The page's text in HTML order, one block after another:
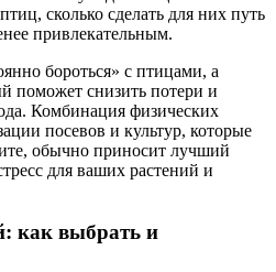
сколько сделать для них путь
привлекательным.
бороться» с птицами, а
поможет снизить потери и
Комбинация физических
посевов и культур, которые
обычно приносит лучший
для ваших растений и
как выбрать и